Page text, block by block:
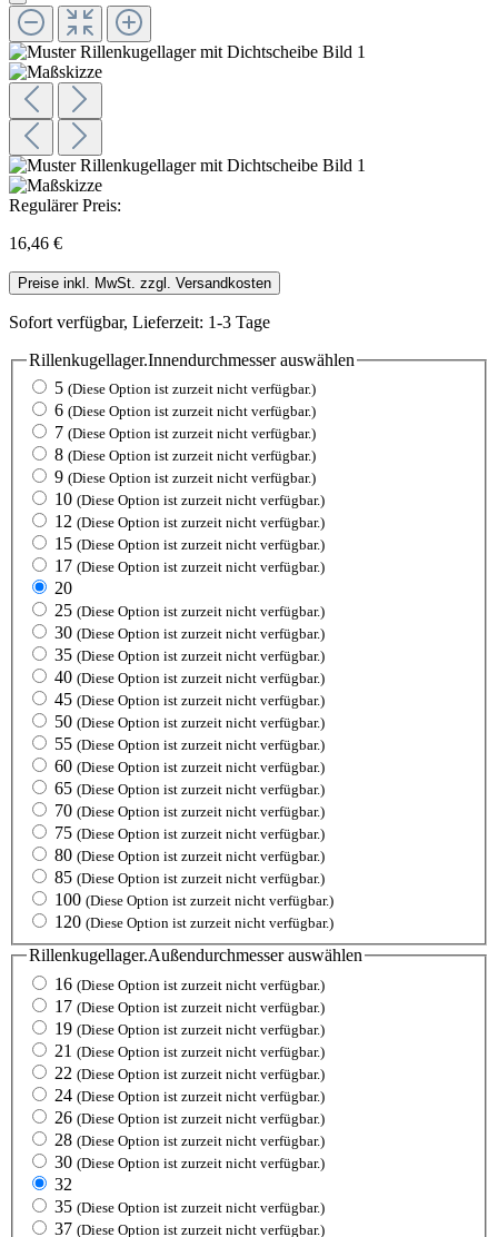
Regulärer Preis:
16,46 €
Preise inkl. MwSt. zzgl. Versandkosten
Sofort verfügbar, Lieferzeit: 1-3 Tage
Rillenkugellager.Innendurchmesserauswählen
5 (Diese Option ist zurzeit nicht verfügbar.)
6 (Diese Option ist zurzeit nicht verfügbar.)
7 (Diese Option ist zurzeit nicht verfügbar.)
8 (Diese Option ist zurzeit nicht verfügbar.)
9 (Diese Option ist zurzeit nicht verfügbar.)
10 (Diese Option ist zurzeit nicht verfügbar.)
12 (Diese Option ist zurzeit nicht verfügbar.)
15 (Diese Option ist zurzeit nicht verfügbar.)
17 (Diese Option ist zurzeit nicht verfügbar.)
20
25 (Diese Option ist zurzeit nicht verfügbar.)
30 (Diese Option ist zurzeit nicht verfügbar.)
35 (Diese Option ist zurzeit nicht verfügbar.)
40 (Diese Option ist zurzeit nicht verfügbar.)
45 (Diese Option ist zurzeit nicht verfügbar.)
50 (Diese Option ist zurzeit nicht verfügbar.)
55 (Diese Option ist zurzeit nicht verfügbar.)
60 (Diese Option ist zurzeit nicht verfügbar.)
65 (Diese Option ist zurzeit nicht verfügbar.)
70 (Diese Option ist zurzeit nicht verfügbar.)
75 (Diese Option ist zurzeit nicht verfügbar.)
80 (Diese Option ist zurzeit nicht verfügbar.)
85 (Diese Option ist zurzeit nicht verfügbar.)
100 (Diese Option ist zurzeit nicht verfügbar.)
120 (Diese Option ist zurzeit nicht verfügbar.)
Rillenkugellager.Außendurchmesserauswählen
16 (Diese Option ist zurzeit nicht verfügbar.)
17 (Diese Option ist zurzeit nicht verfügbar.)
19 (Diese Option ist zurzeit nicht verfügbar.)
21 (Diese Option ist zurzeit nicht verfügbar.)
22 (Diese Option ist zurzeit nicht verfügbar.)
24 (Diese Option ist zurzeit nicht verfügbar.)
26 (Diese Option ist zurzeit nicht verfügbar.)
28 (Diese Option ist zurzeit nicht verfügbar.)
30 (Diese Option ist zurzeit nicht verfügbar.)
32
35 (Diese Option ist zurzeit nicht verfügbar.)
37 (Diese Option ist zurzeit nicht verfügbar.)